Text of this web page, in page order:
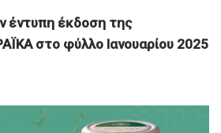
έντυπη έκδοση της
στο φύλλο Ιανουαρίου 2025